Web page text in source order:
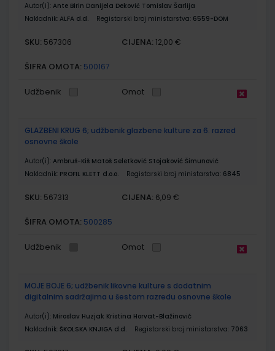
Autor(i): Ante Birin Danijela Deković Tomislav Šarlija
Nakladnik: ALFA d.d. Registarski broj ministarstva: 6559-DOM
SKU: 567306 CIJENA: 12,00 €
ŠIFRA OMOTA: 500167
Udžbenik Omot
GLAZBENI KRUG 6; udžbenik glazbene kulture za 6. razred
osnovne škole
Autor(i): Ambruš-Kiš Matoš Seletković Stojaković Šimunović
Nakladnik: PROFIL KLETT d.o.o. Registarski broj ministarstva: 6845
SKU: 567313 CIJENA: 6,09 €
ŠIFRA OMOTA: 500285
Udžbenik Omot
MOJE BOJE 6; udžbenik likovne kulture s dodatnim
digitalnim sadržajima u šestom razredu osnovne škole
Autor(i): Miroslav Huzjak Kristina Horvat-Blažinović
Nakladnik: ŠKOLSKA KNJIGA d.d. Registarski broj ministarstva: 7063